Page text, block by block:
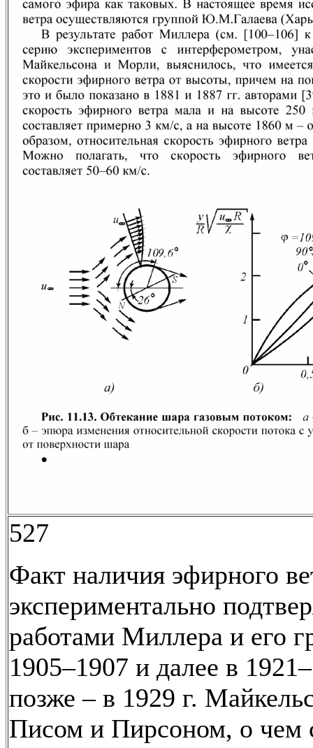
527
Факт наличия эфирного
экспериментально
работами Миллера и его
1905–1907 и далее в
позже – в 1929 г.
Писом и Пирсоном, о чем